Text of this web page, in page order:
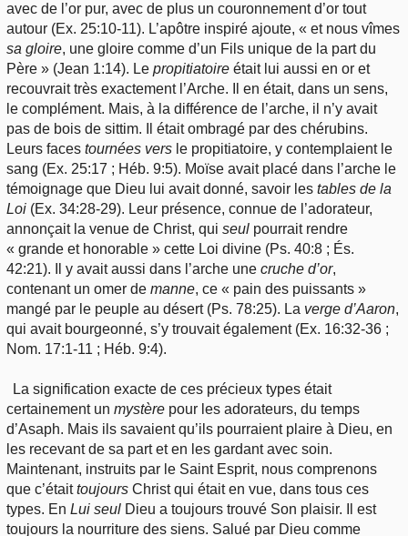
avec de l’or pur, avec de plus un couronnement d’or tout
autour (Ex. 25:10-11). L’apôtre inspiré ajoute, « et nous vîmes
sa gloire, une gloire comme d’un Fils unique de la part du
Père » (Jean 1:14). Le propitiatoire était lui aussi en or et
recouvrait très exactement l’Arche. Il en était, dans un sens,
le complément. Mais, à la différence de l’arche, il n’y avait
pas de bois de sittim. Il était ombragé par des chérubins.
Leurs faces tournées vers le propitiatoire, y contemplaient le
sang (Ex. 25:17 ; Héb. 9:5). Moïse avait placé dans l’arche le
témoignage que Dieu lui avait donné, savoir les tables de la
Loi (Ex. 34:28-29). Leur présence, connue de l’adorateur,
annonçait la venue de Christ, qui seul pourrait rendre
« grande et honorable » cette Loi divine (Ps. 40:8 ; És.
42:21). Il y avait aussi dans l’arche une cruche d’or,
contenant un omer de manne, ce « pain des puissants »
mangé par le peuple au désert (Ps. 78:25). La verge d’Aaron,
qui avait bourgeonné, s’y trouvait également (Ex. 16:32-36 ;
Nom. 17:1-11 ; Héb. 9:4).
La signification exacte de ces précieux types était
certainement un mystère pour les adorateurs, du temps
d’Asaph. Mais ils savaient qu’ils pourraient plaire à Dieu, en
les recevant de sa part et en les gardant avec soin.
Maintenant, instruits par le Saint Esprit, nous comprenons
que c’étaittoujours Christ qui était en vue, dans tous ces
types. En Lui seul Dieu a toujours trouvé Son plaisir. Il est
toujours la nourriture des siens. Salué par Dieu comme